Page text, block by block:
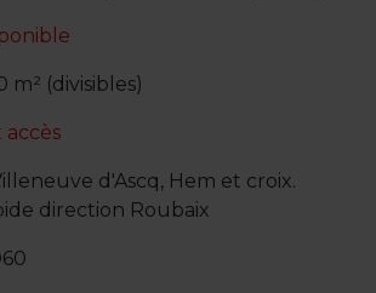
m² (divisibles)
d'Ascq, Hem et croix.
direction Roubaix